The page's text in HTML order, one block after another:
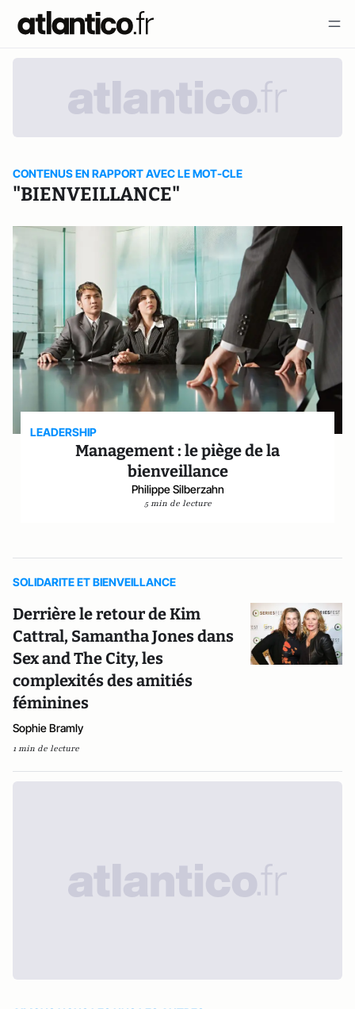
CONTENUS EN RAPPORT AVEC LE MOT-CLE
"BIENVEILLANCE"
LEADERSHIP
Management : le piège de la
bienveillance
Philippe Silberzahn
5 min de lecture
SOLIDARITE ET BIENVEILLANCE
Derrière le retour de Kim
Cattral, Samantha Jones dans
Sex and The City, les
complexités des amitiés
féminines
Sophie Bramly
1 min de lecture